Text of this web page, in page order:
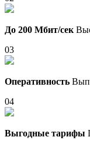
До 200 Мбит/сек
03
Оперативность
04
Выгодные тарифы